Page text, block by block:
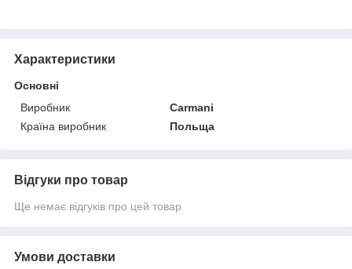
Характеристики
Основні
Виробник
Carmani
Країна виробник
Польща
Відгуки про товар
Ще немає відгуків про цей товар
Умови доставки